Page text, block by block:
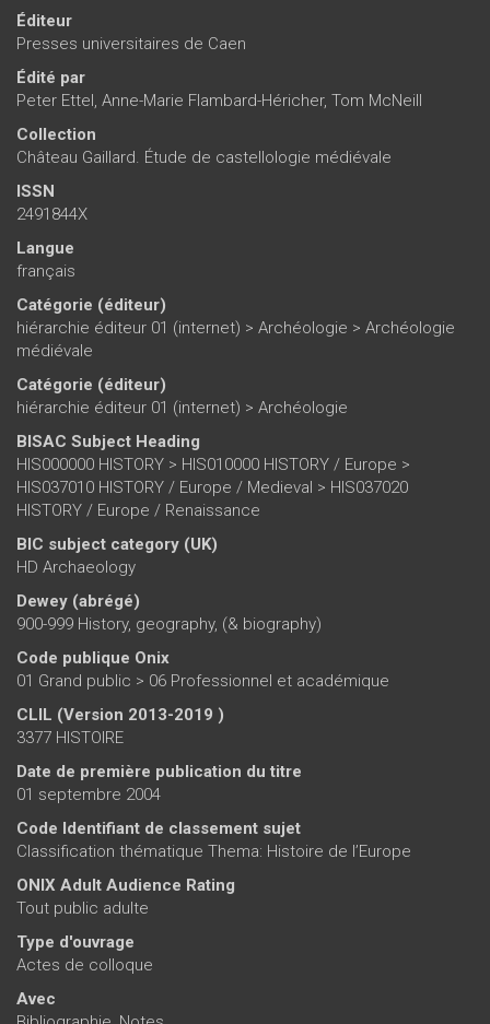
Éditeur
Presses universitaires de Caen
Édité par
Peter Ettel Anne-Marie Flambard-Héricher, Tom McNeill
Collection
Château Gaillard. Étude de castellologie médiévale
ISSN
2491844X
Langue
français
Catégorie (éditeur)
hiérarchie éditeur 01 (internet) > Archéologie > Archéologie
médiévale
Catégorie (éditeur)
hiérarchie éditeur 01 (internet) > Archéologie
BISAC Subject Heading
HIS000000 HISTORY > HIS010000 HISTORY / Europe >
HIS037010 HISTORY / Europe / Medieval > HIS037020
HISTORY / Europe / Renaissance
BIC subject category (UK)
HD Archaeology
Dewey (abrégé)
900-999 History, geography, (& biography)
Code publique Onix
01 Grand public > 06 Professionnel et académique
CLIL (Version 2013-2019 )
3377 HISTOIRE
Date de première publication du titre
01 septembre 2004
Code Identifiant de classement sujet
Classification thématique Thema: Histoire de l’Europe
ONIX Adult Audience Rating
Tout public adulte
Type d'ouvrage
Actes de colloque
Avec